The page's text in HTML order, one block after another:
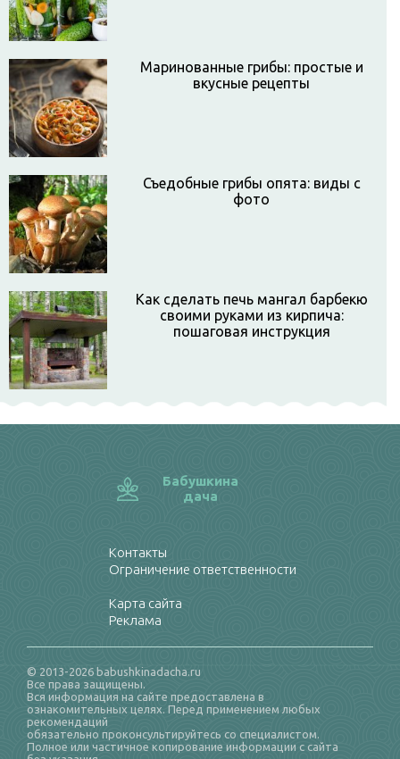
Маринованные грибы: простые и
вкусные рецепты
Съедобные грибы опята: виды с
фото
Как сделать печь мангал барбекю
своими руками из кирпича:
пошаговая инструкция
Бабушкина
дача
Контакты
Ограничение ответственности
Карта сайта
Реклама
© 2013-2026 babushkinadacha.ru
Все права защищены.
Вся информация на сайте предоставлена в
ознакомительных целях. Перед применением любых
рекомендаций
обязательно проконсультируйтесь со специалистом.
Полное или частичное копирование информации с сайта